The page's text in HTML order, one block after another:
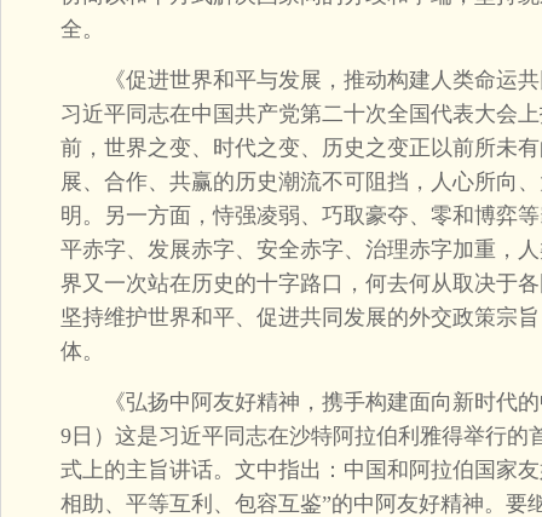
全。
《促进世界和平与发展，推动构建人类命运共
习近平同志在中国共产党第二十次全国代表大会
前，世界之变、时代之变、历史之变正以前所未
展、合作、共赢的历史潮流不可阻挡，人心所向
明。另一方面，恃强凌弱、巧取豪夺、零和博弈
平赤字、发展赤字、安全赤字、治理赤字加重，
界又一次站在历史的十字路口，何去何从取决于
坚持维护世界和平、促进共同发展的外交政策宗
体。
《弘扬中阿友好精神，携手构建面向新时代的
9日）这是习近平同志在沙特阿拉伯利雅得举行的
式上的主旨讲话。文中指出：中国和阿拉伯国家
相助、平等互利、包容互鉴”的中阿友好精神。要